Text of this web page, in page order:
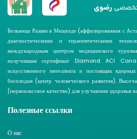
تخصصی رضوی
Больница Разави в Мешхеде (аффилированная с
диагностическими и терапевтическими
международным центром медицинского
получившая сертификат Diamond ACI
искусственного интеллекта и поставщик
бесплодия (центр человеческого развития).
(первоклассное качество) для улучшения здоровья
Полезные ссылки
О нас